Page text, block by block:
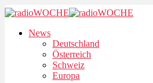
News
Deutschland
Österreich
Schweiz
Europa